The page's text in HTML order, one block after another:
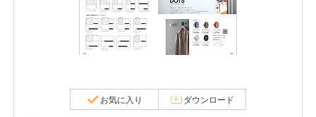
お気に入り ダウンロード